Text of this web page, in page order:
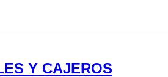
Y CAJEROS